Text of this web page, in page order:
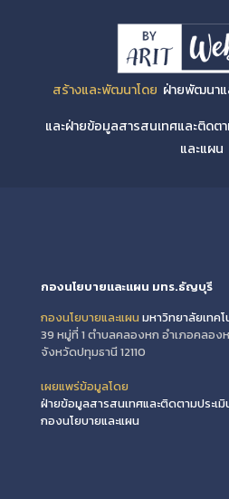
สร้างและพัฒนาโดย ฝ่ายพัฒนาแ
และฝ่ายข้อมูลสารสนเทศและติดต
และแผน
กองนโยบายและแผน มทร.ธัญบุรี
กองนโยบายและแผน มหาวิทยาลัยเทค
39 หมู่ที่ 1 ตำบลคลองหก อำเภอคลอง
จังหวัดปทุมธานี 12110
เผยแพร่ข้อมูลโดย
ฝ่ายข้อมูลสารสนเทศและติดตามประเ
กองนโยบายและแผน